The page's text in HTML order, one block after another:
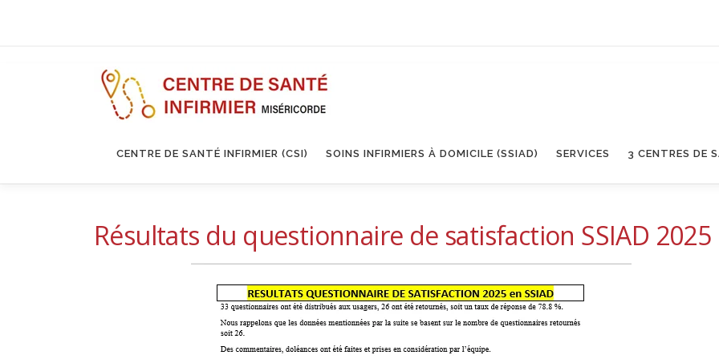
CENTRE DE SANTÉ INFIRMIER (CSI) SOINS INFIRMIERS À DOMICILE (SSIAD) SERVICES 3 CENTRES DE
Résultats du questionnaire de satisfaction SSIAD 2025